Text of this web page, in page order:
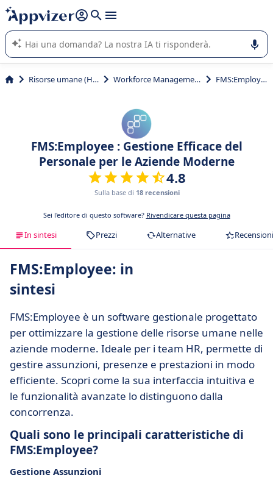
righe con
shift + enter
L'IA di Appvizer vi guida nell'utilizzo o nella scelta di un
software SaaS per la vostra azienda.
Risorse umane (HR) Workforce Management FMS:Employee
FMS:Employee : Gestione Efficace del
Personale per le Aziende Moderne
4.8
Sulla base di 18 recensioni
Sei l'editore di questo software? Rivendicare questa pagina
In sintesi Prezzi Alternative Recensioni
FMS:Employee: in
sintesi
FMS:Employee è un software gestionale progettato
per ottimizzare la gestione delle risorse umane nelle
aziende moderne. Ideale per i team HR, permette di
gestire assunzioni, presenze e prestazioni in modo
efficiente. Scopri come la sua interfaccia intuitiva e
le funzionalità avanzate lo distinguono dalla
concorrenza.
Quali sono le principali caratteristiche di
FMS:Employee?
Gestione Assunzioni